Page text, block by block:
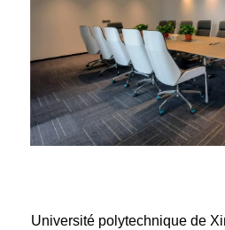
Université polytechnique de